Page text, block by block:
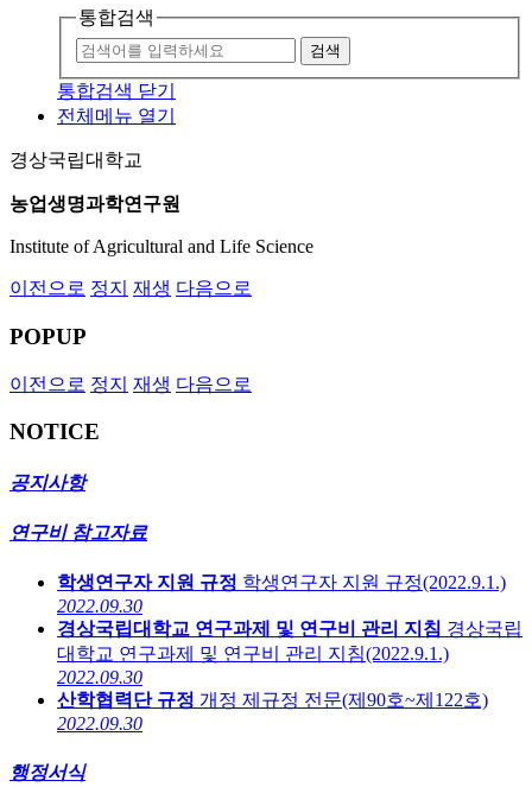
통합검색
검색
통합검색 닫기
전체메뉴 열기
경상국립대학교
농업생명과학연구원
Institute of Agricultural and Life Science
이전으로 정지 재생 다음으로
POPUP
이전으로 정지 재생 다음으로
NOTICE
공지사항
연구비 참고자료
학생연구자 지원 규정 학생연구자 지원 규정(2022.9.1.)
2022.09.30
경상국립대학교 연구과제 및 연구비 관리 지침 경상국립
대학교 연구과제 및 연구비 관리 지침(2022.9.1.)
2022.09.30
산학협력단 규정 개정 제규정 전문(제90호~제122호)
2022.09.30
행정서식